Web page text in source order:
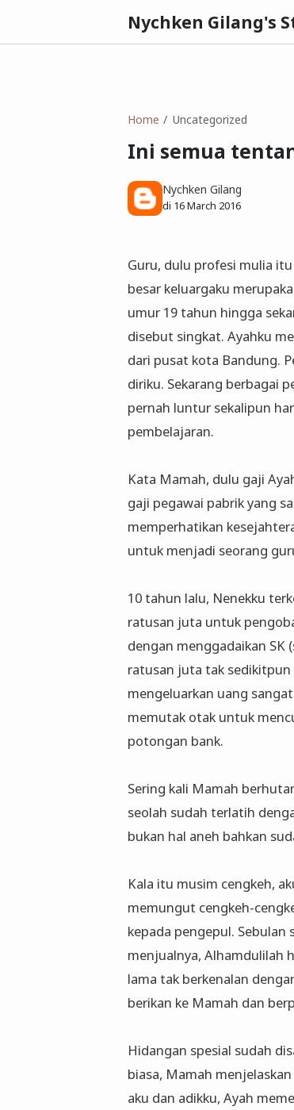
Nychken Gilang's
Home Uncategorized
Ini semua
Nychken Gilang
di 16 March 2016
Guru, dulu profesi mulia
besar keluargaku
umur 19 tahun hingga
disebut singkat. Ayahku
dari pusat kota Bandung.
diriku. Sekarang berbagai
pernah luntur sekalipun
pembelajaran.
Kata Mamah, dulu gaji
gaji pegawai pabrik yang
memperhatikan
untuk menjadi seorang
10 tahun lalu, Nenekku
ratusan juta untuk
dengan menggadaikan
ratusan juta tak sedikitpun
mengeluarkan uang
memutak otak untuk
potongan bank.
Sering kali Mamah
seolah sudah terlatih
bukan hal aneh bahkan
Kala itu musim cengkeh,
memungut cengkeh-
kepada pengepul.
menjualnya, Alhamdulilah
lama tak berkenalan
berikan ke Mamah dan
Hidangan spesial sudah
biasa, Mamah
aku dan adikku, Ayah